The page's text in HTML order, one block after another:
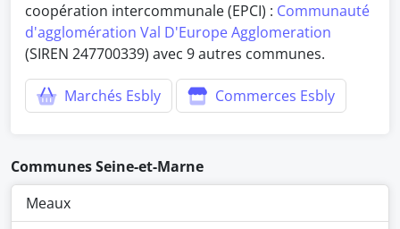
coopération intercommunale (EPCI) : Communauté
d'agglomération Val D'Europe Agglomeration
(SIREN 247700339) avec 9 autres communes.
Marchés Esbly Commerces Esbly
Communes Seine-et-Marne
Meaux